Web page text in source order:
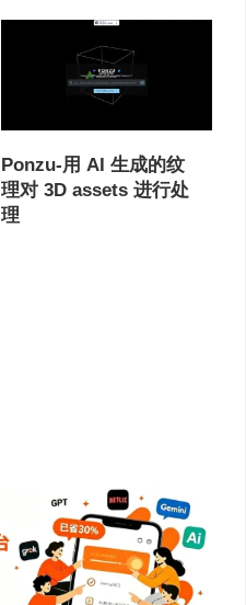
Ponzu-用 AI 生成的纹
理对 3D assets 进行处
理